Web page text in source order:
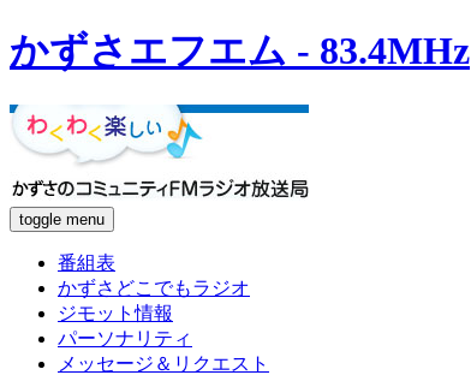
かずさエフエム - 83.4MHz
toggle menu
番組表
かずさどこでもラジオ
ジモット情報
パーソナリティ
メッセージ＆リクエスト